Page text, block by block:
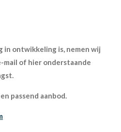
in ontwikkeling is, nemen wij
mail of hier onderstaande
passend aanbod.